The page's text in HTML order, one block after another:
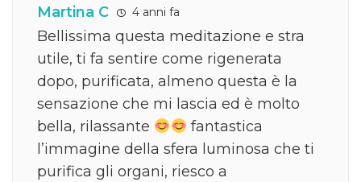
Martina C 4 anni fa
Bellissima questa meditazione e stra
utile, ti fa sentire come rigenerata
dopo, purificata, almeno questa è la
sensazione che mi lascia ed è molto
bella, rilassante
fantastica
l’immagine della sfera luminosa che ti
purifica gli organi, riesco a